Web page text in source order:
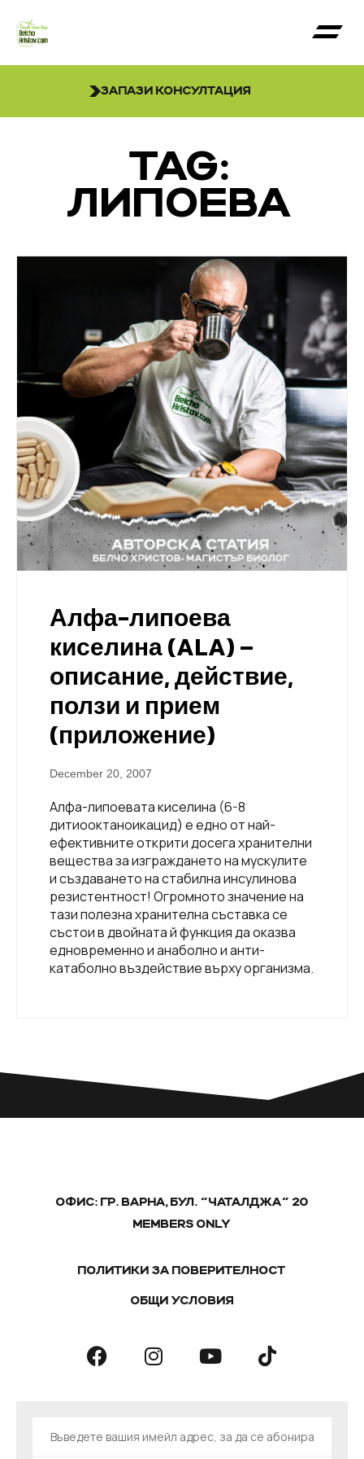
ЗАПАЗИ КОНСУЛТАЦИЯ
TAG:
ЛИПОЕВА
Алфа-липоева
киселина (ALA) –
описание, действие,
ползи и прием
(приложение)
December 20, 2007
Алфа-липоевата киселина (6-8
дитиооктаноикацид) е едно от най-
ефективните открити досега хранителни
вещества за изграждането на мускулите
и създаването на стабилна инсулинова
резистентност! Огромното значение на
тази полезна хранителна съставка се
състои в двойната й функция да оказва
едновременно и анаболно и анти-
катаболно въздействие върху организма.
ОФИС: ГР. ВАРНА, БУЛ. "ЧАТАЛДЖА" 20
MEMBERS ONLY
ПОЛИТИКИ ЗА ПОВЕРИТЕЛНОСТ
ОБЩИ УСЛОВИЯ